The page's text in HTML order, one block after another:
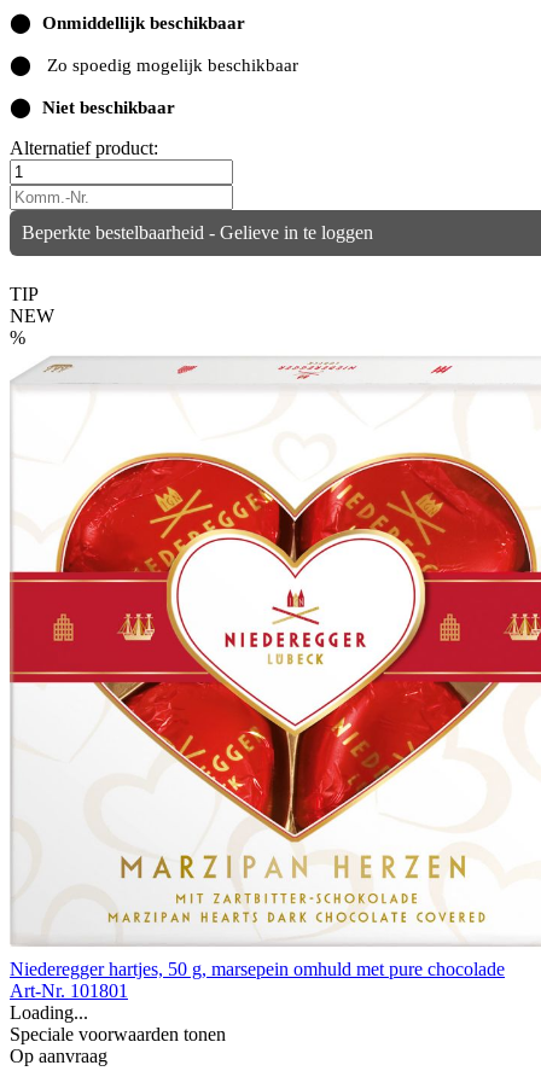
⬤ Onmiddellijk beschikbaar
⬤ Zo spoedig mogelijk beschikbaar
⬤ Niet beschikbaar
Alternatief product:
Beperkte bestelbaarheid - Gelieve in te loggen
TIP
NEW
%
Niederegger hartjes, 50 g, marsepein omhuld met pure chocolade
Art-Nr. 101801
Loading...
Speciale voorwaarden tonen
Op aanvraag